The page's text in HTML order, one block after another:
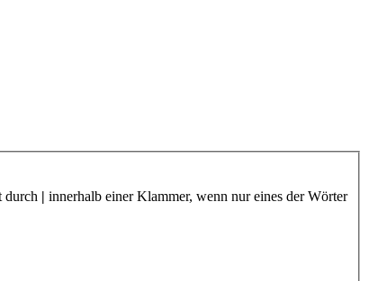
durch | innerhalb einer Klammer, wenn nur eines der Wörter